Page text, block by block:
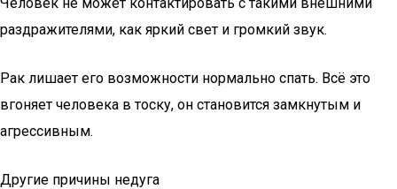
раздражителями, как яркий свет и громкий звук.
Рак лишает его возможности нормально спать. Всё это
вгоняет человека в тоску, он становится замкнутым и
агрессивным.
Другие причины недуга